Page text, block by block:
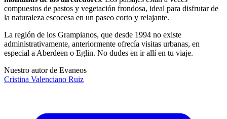
compuestos de pastos y vegetación frondosa, ideal para disfrutar de
la naturaleza escocesa en un paseo corto y relajante.
La región de los Grampianos, que desde 1994 no existe
administrativamente, anteriormente ofrecía visitas urbanas, en
especial a Aberdeen o Eglin. No dudes en ir allí en tu viaje.
Nuestro autor de Evaneos
Cristina Valenciano Ruiz